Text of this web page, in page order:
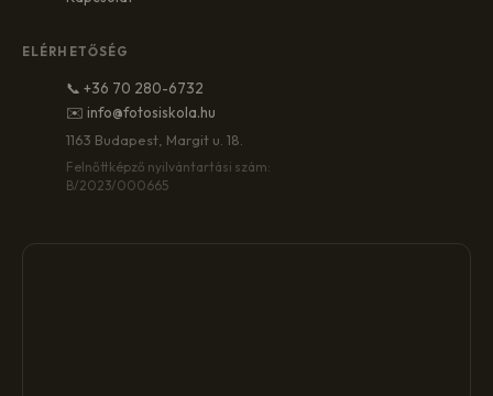
ELÉRHETŐSÉG
📞 +36 70 280-6732
✉️ info@fotosiskola.hu
1163 Budapest, Margit u. 18.
Felnőttképző nyilvántartási szám:
B/2023/000665